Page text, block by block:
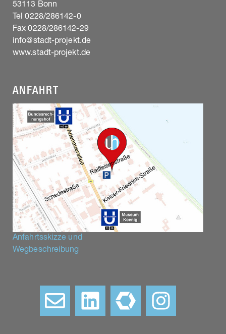
53113 Bonn
Tel 0228/286142-0
Fax 0228/286142-29
info@stadt-projekt.de
www.stadt-projekt.de
ANFAHRT
Anfahrtsskizze und
Wegbeschreibung